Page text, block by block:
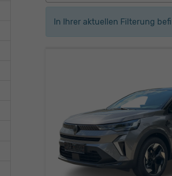
In Ihrer aktuellen Filterung